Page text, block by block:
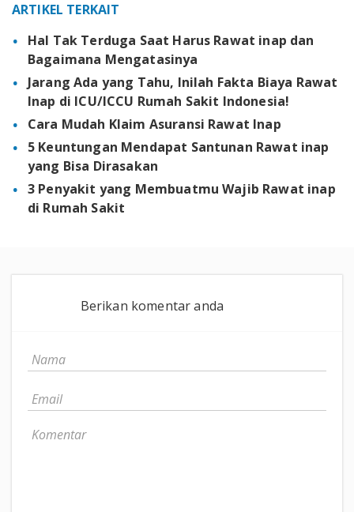
ARTIKEL TERKAIT
Hal Tak Terduga Saat Harus Rawat inap dan
Bagaimana Mengatasinya
Jarang Ada yang Tahu, Inilah Fakta Biaya Rawat
Inap di ICU/ICCU Rumah Sakit Indonesia!
Cara Mudah Klaim Asuransi Rawat Inap
5 Keuntungan Mendapat Santunan Rawat inap
yang Bisa Dirasakan
3 Penyakit yang Membuatmu Wajib Rawat inap
di Rumah Sakit
Berikan komentar anda